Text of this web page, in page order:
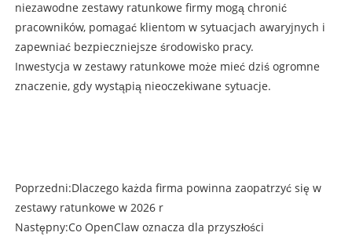
niezawodne zestawy ratunkowe firmy mogą chronić
pracowników, pomagać klientom w sytuacjach awaryjnych i
zapewniać bezpieczniejsze środowisko pracy.
Inwestycja w zestawy ratunkowe może mieć dziś ogromne
znaczenie, gdy wystąpią nieoczekiwane sytuacje.
Poprzedni:Dlaczego każda firma powinna zaopatrzyć się w
zestawy ratunkowe w 2026 r
Następny:Co OpenClaw oznacza dla przyszłości